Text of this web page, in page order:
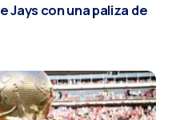
Jays con una paliza de